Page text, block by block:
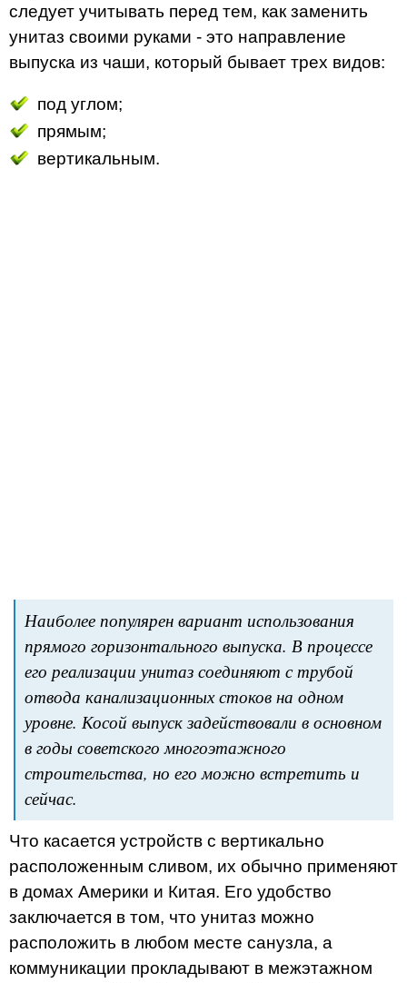
следует учитывать перед тем, как заменить
унитаз своими руками - это направление
выпуска из чаши, который бывает трех видов:
под углом;
прямым;
вертикальным.
Наиболее популярен вариант использования
прямого горизонтального выпуска. В процессе
его реализации унитаз соединяют с трубой
отвода канализационных стоков на одном
уровне. Косой выпуск задействовали в основном
в годы советского многоэтажного
строительства, но его можно встретить и
сейчас.
Что касается устройств с вертикально
расположенным сливом, их обычно применяют
в домах Америки и Китая. Его удобство
заключается в том, что унитаз можно
расположить в любом месте санузла, а
коммуникации прокладывают в межэтажном